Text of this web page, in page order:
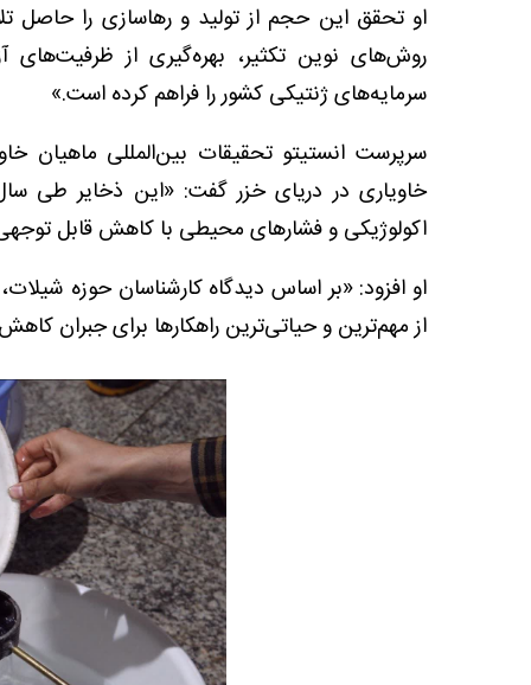
او تحقق این حجم از تولید و رهاسازی را حاصل
روش‌های نوین تکثیر، بهره‌گیری از
سرمایه‌های ژنتیکی کشور را فراهم کرده است.»
سرپرست انستیتو تحقیقات بین‌المللی ماهیان
خاویاری در دریای خزر گفت: «این ذخایر طی
اکولوژیکی و فشارهای محیطی با کاهش قابل
او افزود: «بر اساس دیدگاه کارشناسان حوزه
از مهم‌ترین و حیاتی‌ترین راهکارها برای جبران